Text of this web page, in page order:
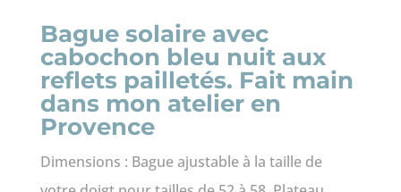
Bague solaire avec
cabochon bleu nuit aux
reflets pailletés. Fait main
dans mon atelier en
Provence
Dimensions : Bague ajustable à la taille de